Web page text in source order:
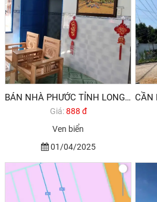
BÁN NHÀ PHƯỚC TỈNH LONG ĐIỀN VŨNG TÀU
Giá:888 đ
Ven biển
01/04/2025